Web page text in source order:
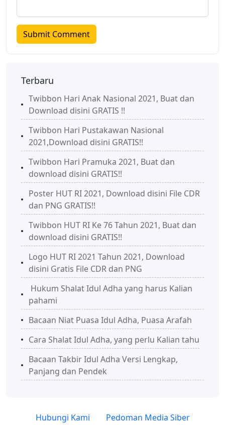
Terbaru
Twibbon Hari Anak Nasional 2021, Buat dan
Download disini GRATIS !!
Twibbon Hari Pustakawan Nasional
2021,Download disini GRATIS!!
Twibbon Hari Pramuka 2021, Buat dan
download disini GRATIS!!
Poster HUT RI 2021, Download disini File CDR
dan PNG GRATIS!!
Twibbon HUT RI Ke 76 Tahun 2021, Buat dan
download disini GRATIS!!
Logo HUT RI 2021 Tahun 2021, Download
disini Gratis File CDR dan PNG
Hukum Shalat Idul Adha yang harus Kalian
pahami
Bacaan Niat Puasa Idul Adha, Puasa Arafah
Cara Shalat Idul Adha, yang perlu Kalian tahu
Bacaan Takbir Idul Adha Versi Lengkap,
Panjang dan Pendek
Hubungi Kami Pedoman Media Siber